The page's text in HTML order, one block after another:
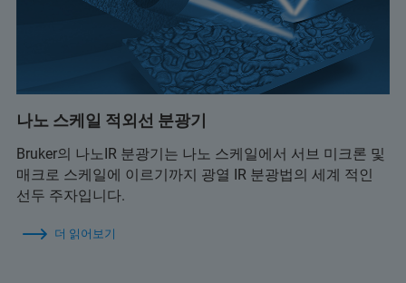
나노 스케일 적외선 분광기
Bruker의 나노IR 분광기는 나노 스케일에서 서브 미크론 및
매크로 스케일에 이르기까지 광열 IR 분광법의 세계 적인
선두 주자입니다.
더 읽어보기